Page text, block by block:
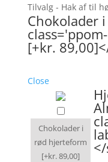
Tilvalg - Hak af til
Chokolader
[+kr.
Close
Chokolader i
rød hjerteform
[+kr. 89,00]